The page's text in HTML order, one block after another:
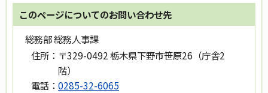
このページについてのお問い合わせ先
総務部 総務人事課
住所： 〒329-0492 栃木県下野市笹原26（庁舎2
階）
電話： 0285-32-6065